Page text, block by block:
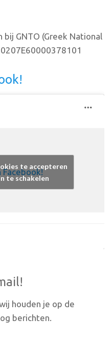
bij GNTO (Greek National
Facebook!
te accepteren
te schakelen
houden je op de
berichten.